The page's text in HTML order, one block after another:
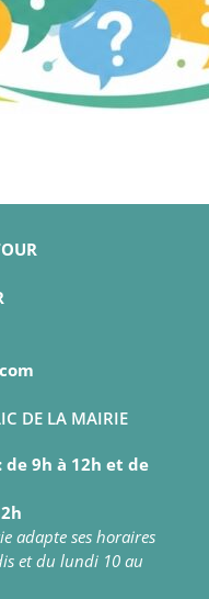
DE LA MAIRIE
9h à 12h et de
adapte ses horaires
et du lundi 10 au